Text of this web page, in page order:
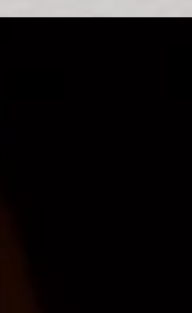
kraftvoll und doch so zart ist, dass sie
Ehrfurcht...